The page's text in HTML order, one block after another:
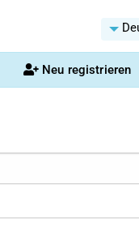
Neu registrieren